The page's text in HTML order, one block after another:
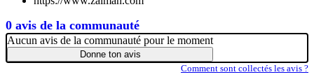
0 avis de la communauté
Aucun avis de la communauté pour le moment
Donne ton avis
Comment sont collectés les avis ?